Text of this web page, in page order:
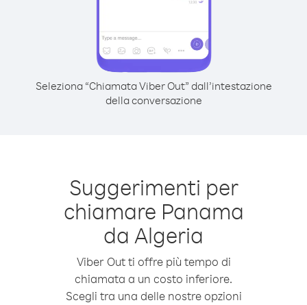
Seleziona “Chiamata Viber Out” dall’intestazione
della conversazione
Suggerimenti per
chiamare Panama
da Algeria
Viber Out ti offre più tempo di
chiamata a un costo inferiore.
Scegli tra una delle nostre opzioni